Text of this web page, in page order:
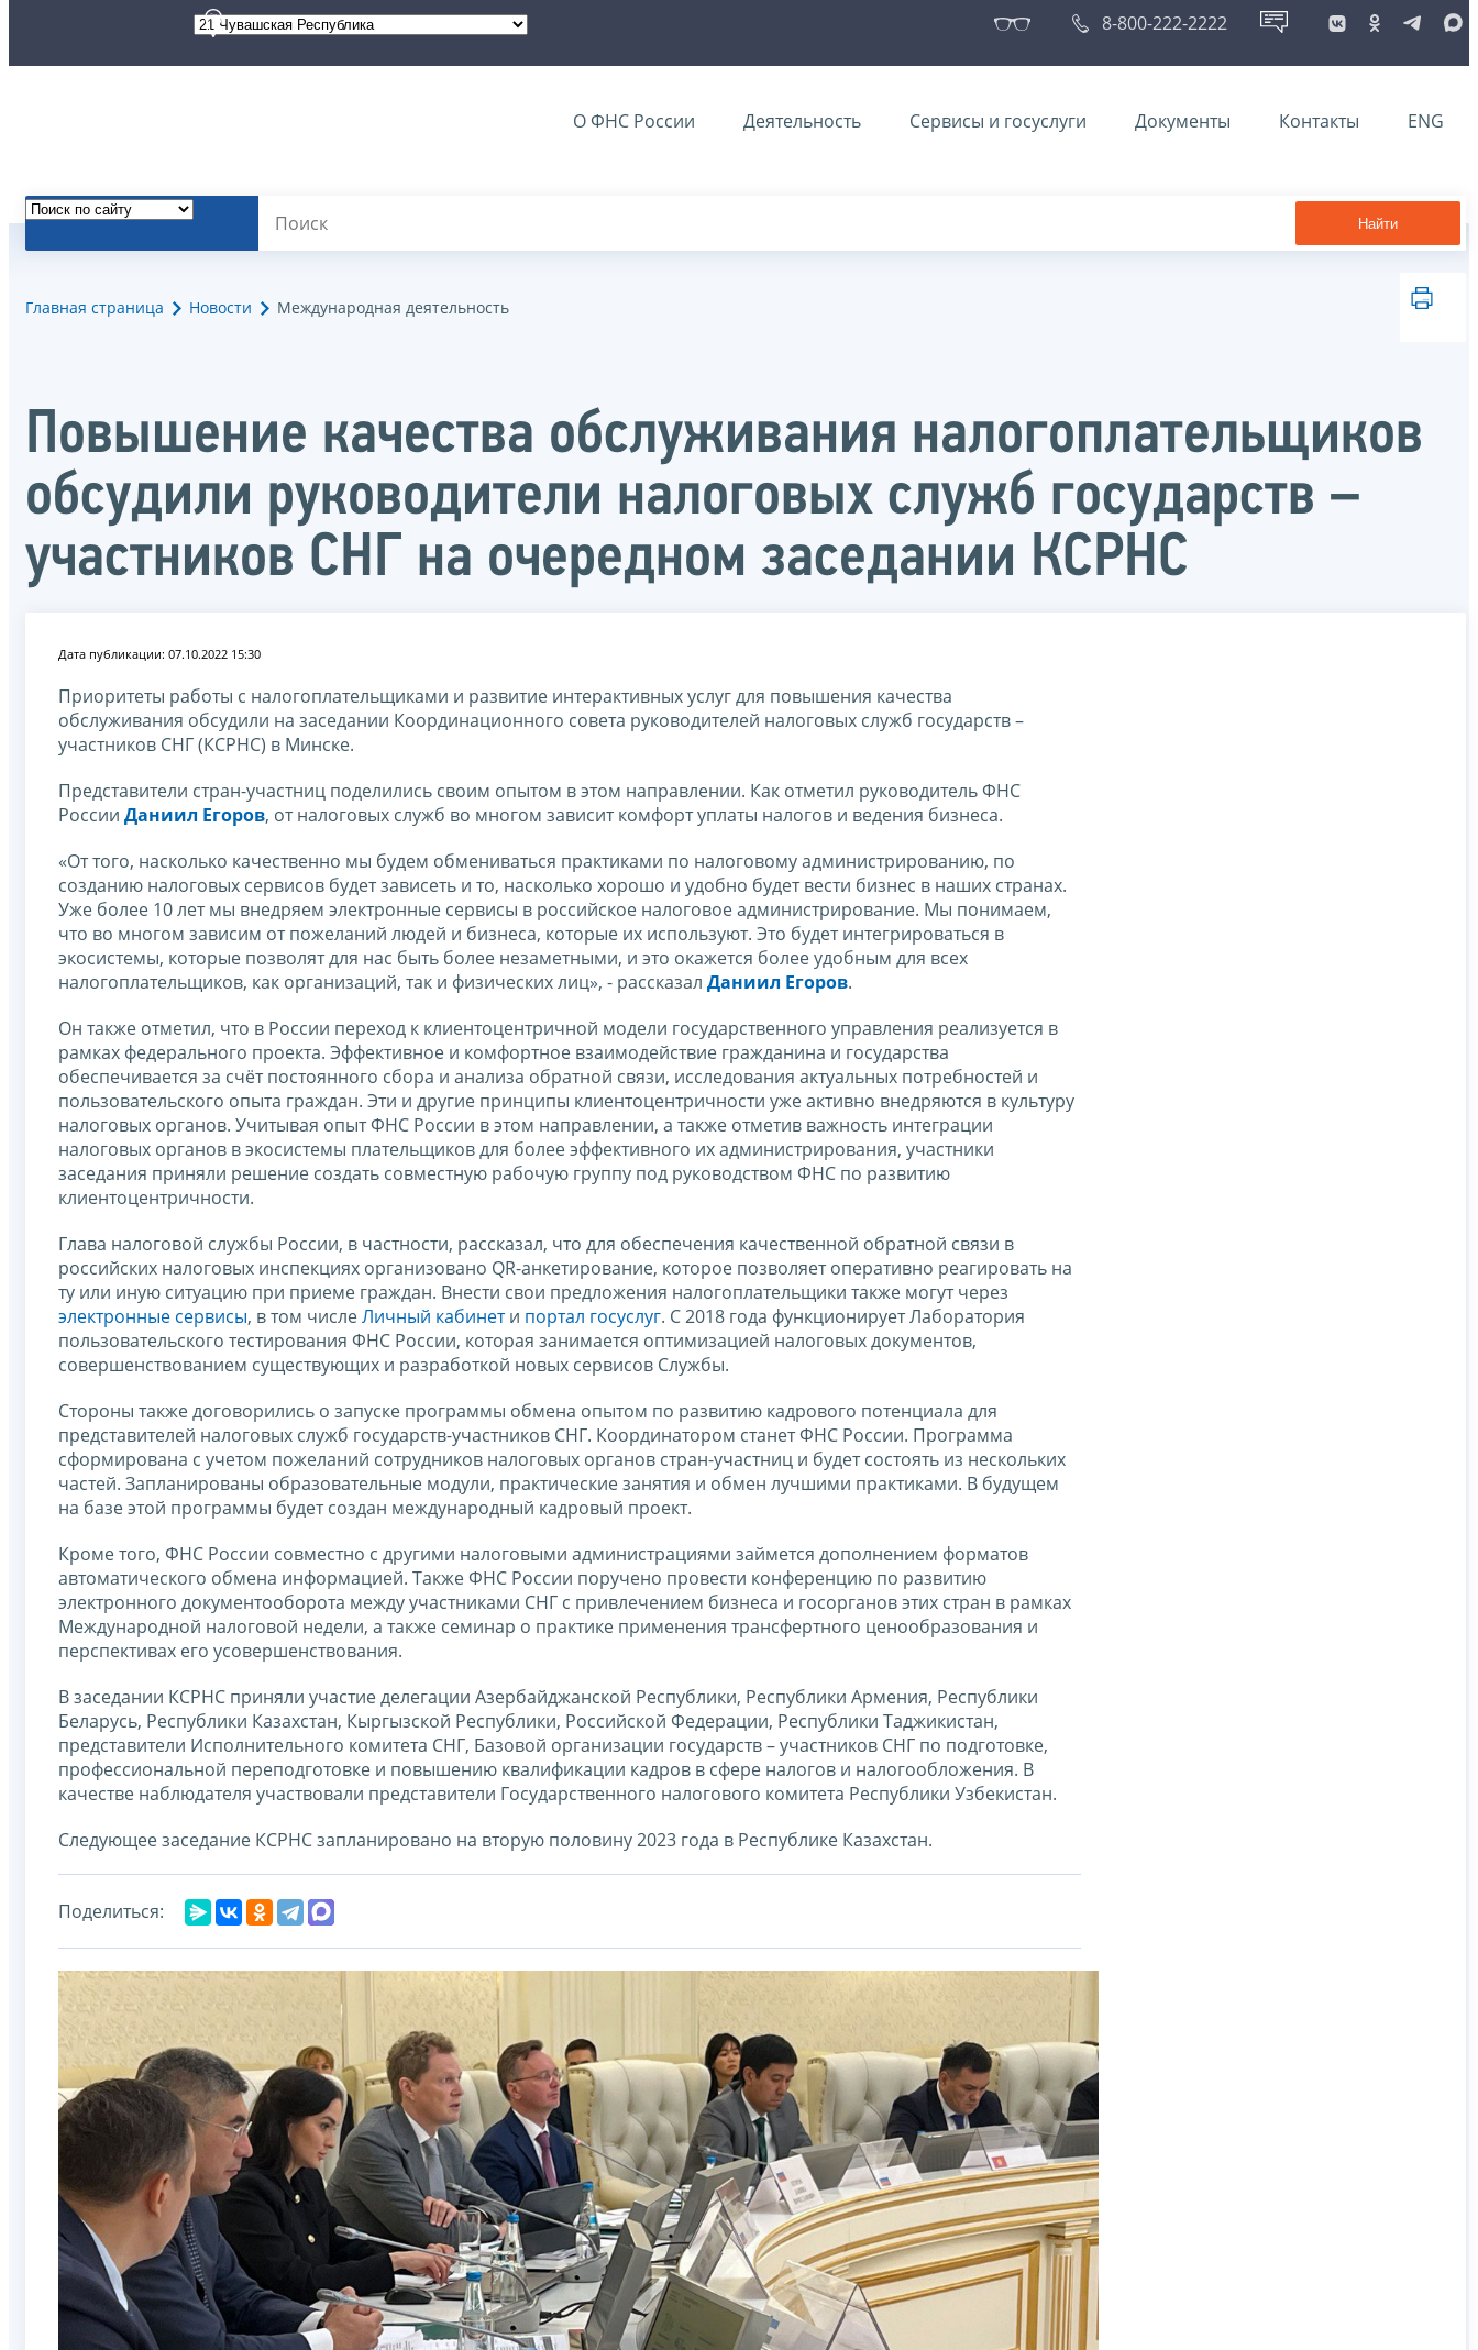
8-800-222-2222
О ФНС России Деятельность Сервисы и госуслуги Документы Контакты ENG
Найти
Главная страница Новости Международная деятельность
Повышение качества обслуживания налогоплательщиков
обсудили руководители налоговых служб государств –
участников СНГ на очередном заседании КСРНС
Дата публикации: 07.10.2022 15:30
Приоритеты работы с налогоплательщиками и развитие интерактивных услуг для повышения качества
обслуживания обсудили на заседании Координационного совета руководителей налоговых служб государств –
участников СНГ (КСРНС) в Минске.
Представители стран-участниц поделились своим опытом в этом направлении. Как отметил руководитель ФНС
России Даниил Егоров, от налоговых служб во многом зависит комфорт уплаты налогов и ведения бизнеса.
«От того, насколько качественно мы будем обмениваться практиками по налоговому администрированию, по
созданию налоговых сервисов будет зависеть и то, насколько хорошо и удобно будет вести бизнес в наших странах.
Уже более 10 лет мы внедряем электронные сервисы в российское налоговое администрирование. Мы понимаем,
что во многом зависим от пожеланий людей и бизнеса, которые их используют. Это будет интегрироваться в
экосистемы, которые позволят для нас быть более незаметными, и это окажется более удобным для всех
налогоплательщиков, как организаций, так и физических лиц», - рассказал Даниил Егоров.
Он также отметил, что в России переход к клиентоцентричной модели государственного управления реализуется в
рамках федерального проекта. Эффективное и комфортное взаимодействие гражданина и государства
обеспечивается за счёт постоянного сбора и анализа обратной связи, исследования актуальных потребностей и
пользовательского опыта граждан. Эти и другие принципы клиентоцентричности уже активно внедряются в культуру
налоговых органов. Учитывая опыт ФНС России в этом направлении, а также отметив важность интеграции
налоговых органов в экосистемы плательщиков для более эффективного их администрирования, участники
заседания приняли решение создать совместную рабочую группу под руководством ФНС по развитию
клиентоцентричности.
Глава налоговой службы России, в частности, рассказал, что для обеспечения качественной обратной связи в
российских налоговых инспекциях организовано QR-анкетирование, которое позволяет оперативно реагировать на
ту или иную ситуацию при приеме граждан. Внести свои предложения налогоплательщики также могут через
электронные сервисы, в том числеЛичный кабинети портал госуслуг. С 2018 года функционирует Лаборатория
пользовательского тестирования ФНС России, которая занимается оптимизацией налоговых документов,
совершенствованием существующих и разработкой новых сервисов Службы.
Стороны также договорились о запуске программы обмена опытом по развитию кадрового потенциала для
представителей налоговых служб государств-участников СНГ. Координатором станет ФНС России. Программа
сформирована с учетом пожеланий сотрудников налоговых органов стран-участниц и будет состоять из нескольких
частей. Запланированы образовательные модули, практические занятия и обмен лучшими практиками. В будущем
на базе этой программы будет создан международный кадровый проект.
Кроме того, ФНС России совместно с другими налоговыми администрациями займется дополнением форматов
автоматического обмена информацией. Также ФНС России поручено провести конференцию по развитию
электронного документооборота между участниками СНГ с привлечением бизнеса и госорганов этих стран в рамках
Международной налоговой недели, а также семинар о практике применения трансфертного ценообразования и
перспективах его усовершенствования.
В заседании КСРНС приняли участие делегации Азербайджанской Республики, Республики Армения, Республики
Беларусь, Республики Казахстан, Кыргызской Республики, Российской Федерации, Республики Таджикистан,
представители Исполнительного комитета СНГ, Базовой организации государств – участников СНГ по подготовке,
профессиональной переподготовке и повышению квалификации кадров в сфере налогов и налогообложения. В
качестве наблюдателя участвовали представители Государственного налогового комитета Республики Узбекистан.
Следующее заседание КСРНС запланировано на вторую половину 2023 года в Республике Казахстан.
Поделиться: